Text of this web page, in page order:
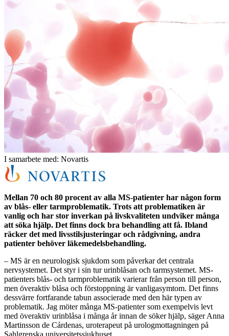
I samarbete med: Novartis
Mellan 70 och 80 procent av alla MS-patienter har någon form
av blås- eller tarmproblematik. Trots att problematiken är
vanlig och har stor inverkan på livskvaliteten undviker många
att söka hjälp. Det finns dock bra behandling att få. Ibland
räcker det med livsstilsjusteringar och rådgivning, andra
patienter behöver läkemedelsbehandling.
– MS är en neurologisk sjukdom som påverkar det centrala
nervsystemet. Det styr i sin tur urinblåsan och tarmsystemet. MS-
patienters blås- och tarmproblematik varierar från person till person,
men överaktiv blåsa och förstoppning är vanligasymtom. Det finns
dessvärre fortfarande tabun associerade med den här typen av
problematik. Jag möter många MS-patienter som exempelvis levt
med överaktiv urinblåsa i många år innan de söker hjälp, säger Anna
Martinsson de Cárdenas, uroterapeut på urologmottagningen på
Sahlgrenska universitetssjukhuset.